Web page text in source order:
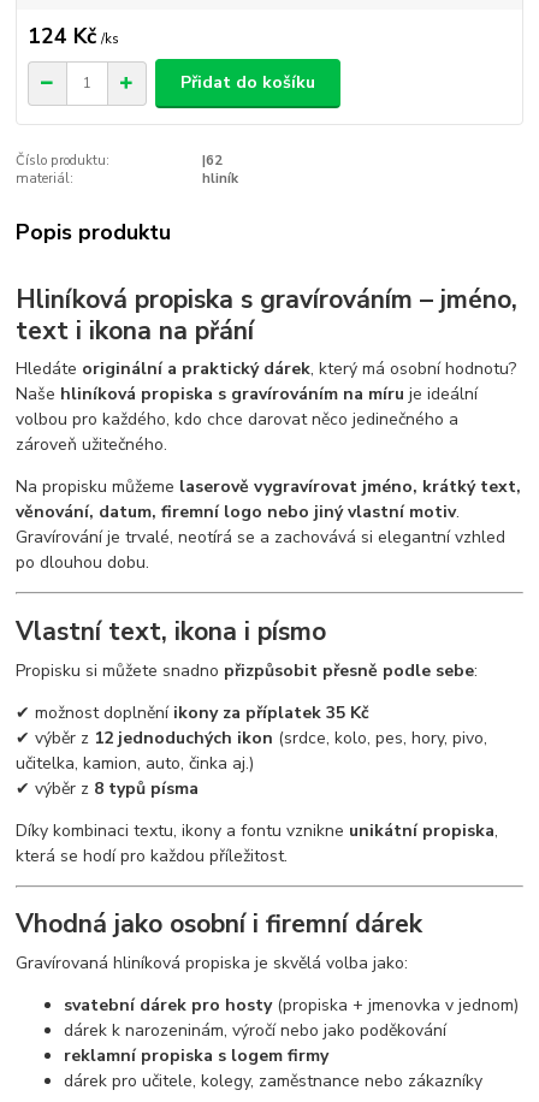
124 Kč /ks
Přidat do košíku
Číslo produktu:
|62
materiál:
hliník
Popis produktu
Hliníková propiska s gravírováním – jméno,
text i ikona na přání
Hledáte originální a praktický dárek, který má osobní hodnotu?
Naše hliníková propiska s gravírováním na míru je ideální
volbou pro každého, kdo chce darovat něco jedinečného a
zároveň užitečného.
Na propisku můžeme laserově vygravírovat jméno, krátký text,
věnování, datum, firemní logo nebo jiný vlastní motiv.
Gravírování je trvalé, neotírá se a zachovává si elegantní vzhled
po dlouhou dobu.
Vlastní text, ikona i písmo
Propisku si můžete snadno přizpůsobit přesně podle sebe:
✔ možnost doplnění ikony za příplatek 35 Kč
✔ výběr z 12 jednoduchých ikon (srdce, kolo, pes, hory, pivo,
učitelka, kamion, auto, činka aj.)
✔ výběr z 8 typů písma
Díky kombinaci textu, ikony a fontu vznikne unikátní propiska,
která se hodí pro každou příležitost.
Vhodná jako osobní i firemní dárek
Gravírovaná hliníková propiska je skvělá volba jako:
svatební dárek pro hosty(propiska + jmenovka v jednom)
dárek k narozeninám, výročí nebo jako poděkování
reklamní propiska s logem firmy
dárek pro učitele, kolegy, zaměstnance nebo zákazníky